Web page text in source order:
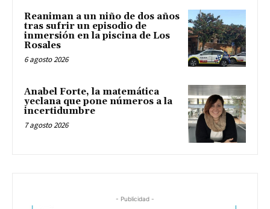
Reaniman a un niño de dos años
tras sufrir un episodio de
inmersión en la piscina de Los
Rosales
6 agosto 2026
Anabel Forte, la matemática
yeclana que pone números a la
incertidumbre
7 agosto 2026
- Publicidad -